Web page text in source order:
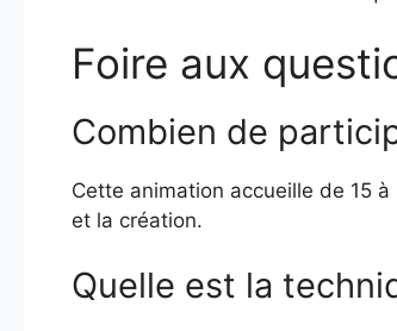
Foire aux
Combien de
Cette animation accueille de 15
et la création.
Quelle est la